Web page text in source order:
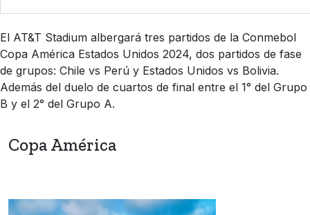
El AT&T Stadium albergará tres partidos de la Conmebol
Copa América Estados Unidos 2024, dos partidos de fase
de grupos: Chile vs Perú y Estados Unidos vs Bolivia.
Además del duelo de cuartos de final entre el 1° del Grupo
B y el 2° del Grupo A.
Copa América